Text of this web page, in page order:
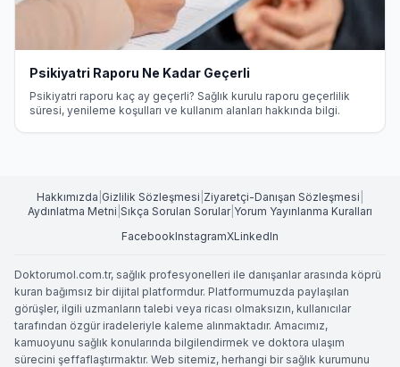
Psikiyatri Raporu Ne Kadar Geçerli
Psikiyatri raporu kaç ay geçerli? Sağlık kurulu raporu geçerlilik
süresi, yenileme koşulları ve kullanım alanları hakkında bilgi.
Hakkımızda Gizlilik Sözleşmesi Ziyaretçi-Danışan Sözleşmesi
Aydınlatma Metni Sıkça Sorulan Sorular| Yorum Yayınlanma Kuralları
FacebookInstagramXLinkedIn
Doktorumol.com.tr, sağlık profesyonelleri ile danışanlar arasında köprü
kuran bağımsız bir dijital platformdur. Platformumuzda paylaşılan
görüşler, ilgili uzmanların talebi veya ricası olmaksızın, kullanıcılar
tarafından özgür iradeleriyle kaleme alınmaktadır. Amacımız,
kamuoyunu sağlık konularında bilgilendirmek ve doktora ulaşım
sürecini şeffaflaştırmaktır. Web sitemiz, herhangi bir sağlık kurumunu